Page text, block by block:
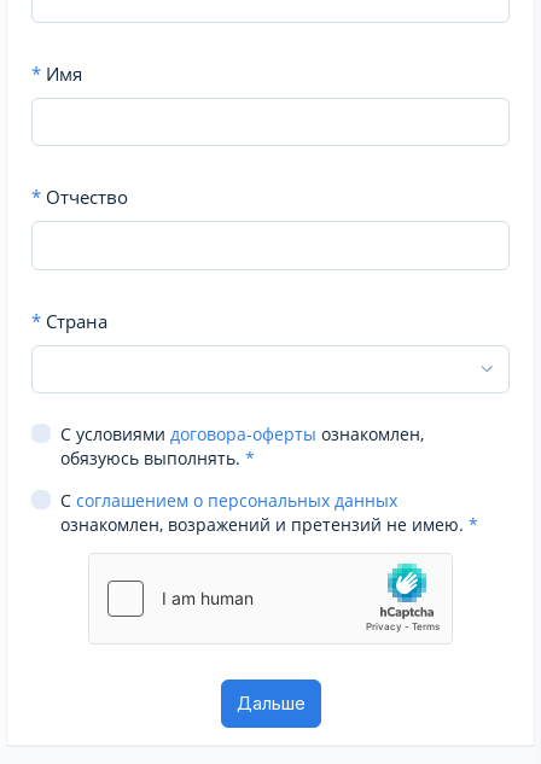
* Имя
* Отчество
* Страна
С условиями договора-оферты ознакомлен,
обязуюсь выполнять. *
С соглашением о персональных данных
ознакомлен, возражений и претензий не имею. *